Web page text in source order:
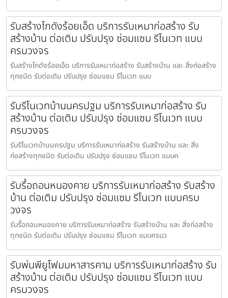
รับสร้างโกดังร้อยเอ็ด บริการรับเหมาก่อสร้าง รับ
สร้างบ้าน ต่อเติม ปรับปรุง ซ่อมแซม รีโนเวท แบบ
ครบวงจร
รับสร้างโกดังร้อยเอ็ด บริการรับเหมาก่อสร้าง รับสร้างบ้าน และ สิ่งก่อสร้าง
ทุกชนิด รับต่อเติม ปรับปรุง ซ่อมแซม รีโนเวท แบบ
รับรีโนเวทบ้านนครปฐม บริการรับเหมาก่อสร้าง รับ
สร้างบ้าน ต่อเติม ปรับปรุง ซ่อมแซม รีโนเวท แบบ
ครบวงจร
รับรีโนเวทบ้านนครปฐม บริการรับเหมาก่อสร้าง รับสร้างบ้าน และ สิ่ง
ก่อสร้างทุกชนิด รับต่อเติม ปรับปรุง ซ่อมแซม รีโนเวท แบบค
รับรื้อถอนหนองคาย บริการรับเหมาก่อสร้าง รับสร้าง
บ้าน ต่อเติม ปรับปรุง ซ่อมแซม รีโนเวท แบบครบ
วงจร
รับรื้อถอนหนองคาย บริการรับเหมาก่อสร้าง รับสร้างบ้าน และ สิ่งก่อสร้าง
ทุกชนิด รับต่อเติม ปรับปรุง ซ่อมแซม รีโนเวท แบบครบว
รับพ่นพียูโฟมมหาสารคาม บริการรับเหมาก่อสร้าง รับ
สร้างบ้าน ต่อเติม ปรับปรุง ซ่อมแซม รีโนเวท แบบ
ครบวงจร